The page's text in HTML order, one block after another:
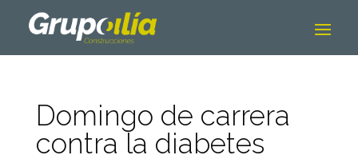
Domingo de carrera
contra la diabetes